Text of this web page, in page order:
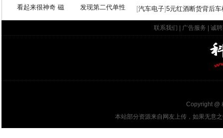
看起来很神奇 磁 发现第二代单性
[汽车电子]5元红酒断货背后
联系我们 广告服务 诚
Copyright @
本站部分资源来自网友上传，如果无意